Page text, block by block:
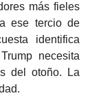
más fieles
ese tercio de
identifica
necesita
del otoño. La